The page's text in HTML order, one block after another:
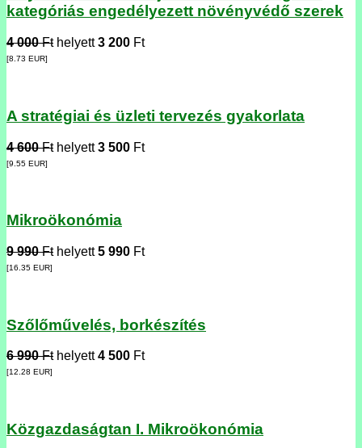
kategóriás engedélyezett növényvédő szerek
4 000 Fthelyett3 200 Ft
[8.73 EUR]
A stratégiai és üzleti tervezés gyakorlata
4 600 Fthelyett3 500 Ft
[9.55 EUR]
Mikroökonómia
9 990 Fthelyett5 990 Ft
[16.35 EUR]
Szőlőművelés, borkészítés
6 990 Fthelyett4 500 Ft
[12.28 EUR]
Közgazdaságtan I. Mikroökonómia